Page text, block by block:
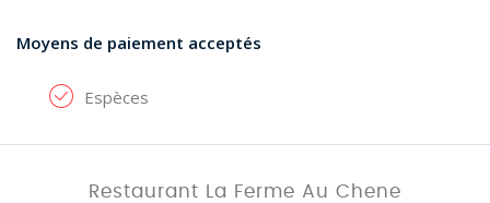
Moyens de paiement acceptés
Espèces
Restaurant La Ferme Au Chene